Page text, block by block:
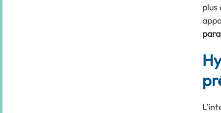
plus